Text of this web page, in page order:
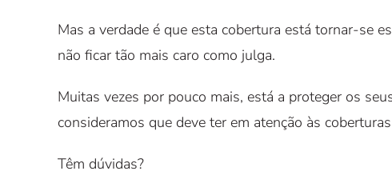
Mas a verdade é que esta cobertura está tornar-se
não ficar tão mais caro como julga.
Muitas vezes por pouco mais, está a proteger os
consideramos que deve ter em atenção às
Têm dúvidas?